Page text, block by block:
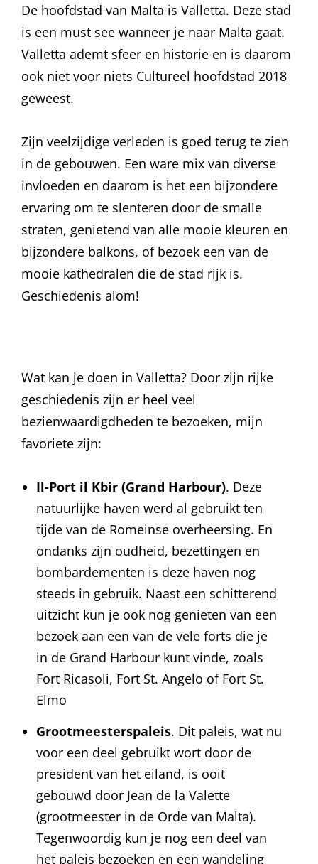
De hoofdstad van Malta is Valletta. Deze stad
is een must see wanneer je naar Malta gaat.
Valletta ademt sfeer en historie en is daarom
ook niet voor niets Cultureel hoofdstad 2018
geweest.
Zijn veelzijdige verleden is goed terug te zien
in de gebouwen. Een ware mix van diverse
invloeden en daarom is het een bijzondere
ervaring om te slenteren door de smalle
straten, genietend van alle mooie kleuren en
bijzondere balkons, of bezoek een van de
mooie kathedralen die de stad rijk is.
Geschiedenis alom!
Wat kan je doen in Valletta? Door zijn rijke
geschiedenis zijn er heel veel
bezienwaardigdheden te bezoeken, mijn
favoriete zijn:
Il-Port il Kbir (Grand Harbour). Deze
natuurlijke haven werd al gebruikt ten
tijde van de Romeinse overheersing. En
ondanks zijn oudheid, bezettingen en
bombardementen is deze haven nog
steeds in gebruik. Naast een schitterend
uitzicht kun je ook nog genieten van een
bezoek aan een van de vele forts die je
in de Grand Harbour kunt vinde, zoals
Fort Ricasoli, Fort St. Angelo of Fort St.
Elmo
Grootmeesterspaleis. Dit paleis, wat nu
voor een deel gebruikt wort door de
president van het eiland, is ooit
gebouwd door Jean de la Valette
(grootmeester in de Orde van Malta).
Tegenwoordig kun je nog een deel van
het paleis bezoeken en een wandeling